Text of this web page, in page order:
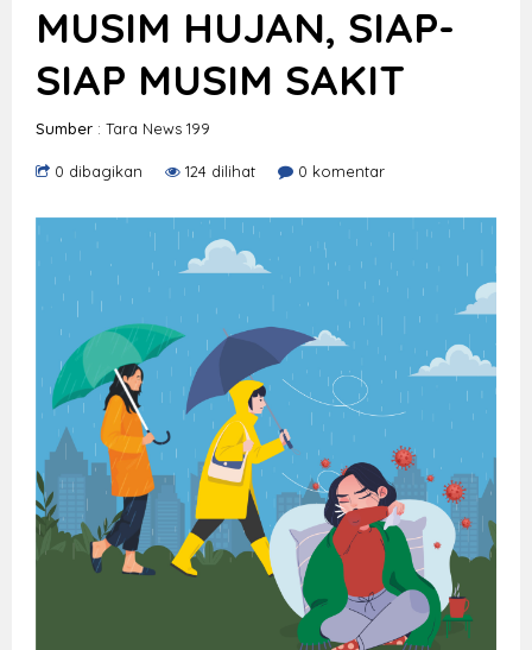
MUSIM HUJAN, SIAP-
SIAP MUSIM SAKIT
Sumber : Tara News 199
0 dibagikan 124 dilihat 0 komentar